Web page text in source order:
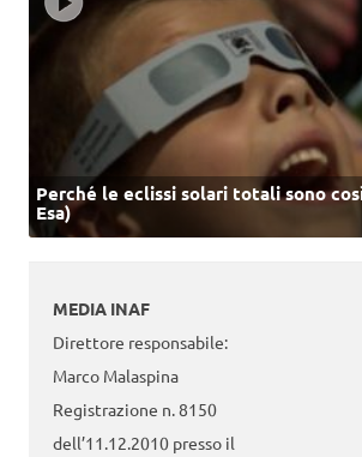
Perché le eclissi solari totali sono
Esa)
MEDIA INAF
Direttore responsabile:
Marco Malaspina
Registrazione n. 8150
dell’11.12.2010 presso il